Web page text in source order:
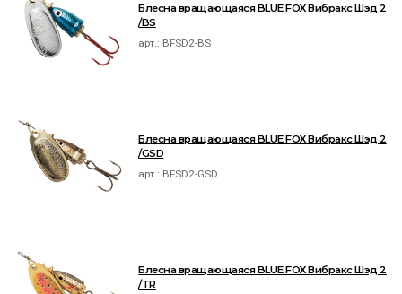
Блесна вращающаяся BLUE FOX Вибракс Шэд 2
/BS
арт.: BFSD2-BS
Блесна вращающаяся BLUE FOX Вибракс Шэд 2
/GSD
арт.: BFSD2-GSD
Блесна вращающаяся BLUE FOX Вибракс Шэд 2
/TR